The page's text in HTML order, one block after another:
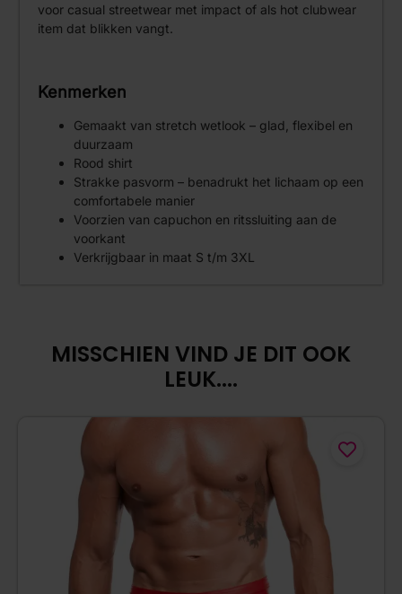
voor casual streetwear met impact of als hot clubwear
item dat blikken vangt.
Kenmerken
Gemaakt van stretch wetlook – glad, flexibel en
duurzaam
Rood shirt
Strakke pasvorm – benadrukt het lichaam op een
comfortabele manier
Voorzien van capuchon en ritssluiting aan de
voorkant
Verkrijgbaar in maat S t/m 3XL
MISSCHIEN VIND JE DIT OOK
LEUK....